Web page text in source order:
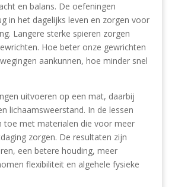
en balans. De oefeningen
in het dagelijks leven en zorgen voor
Langere sterke spieren zorgen
Hoe beter onze gewrichten
aankunnen, hoe minder snel
uitvoeren op een mat, daarbij
lichaamsweerstand. In de lessen
toe met materialen die voor meer
zorgen. De resultaten zijn
een betere houding, meer
flexibiliteit en algehele fysieke